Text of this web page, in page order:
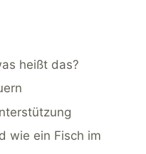
heißt das?
wie ein Fisch im